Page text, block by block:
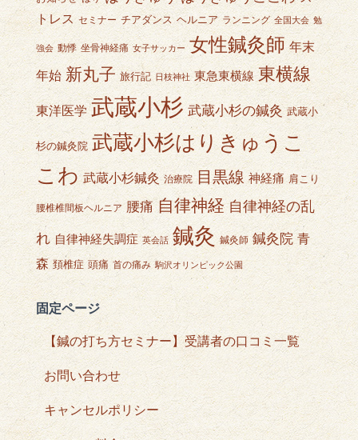
トレス セミナー チアダンス ヘルニア ランニング 全国大会 勉
強会 動悸 坐骨神経痛 女子サッカー 女性鍼灸師 年末
年始 新丸子 旅行記 日枝神社 東急東横線 東横線
東洋医学 武蔵小杉 武蔵小杉の鍼灸 武蔵小
杉の鍼灸院 武蔵小杉はりきゅうこ
こわ 武蔵小杉鍼灸 治療院 目黒線 神経痛 肩こり
腰椎椎間板ヘルニア 腰痛 自律神経 自律神経の乱
れ 自律神経失調症 英会話 鍼灸 鍼灸師 鍼灸院 青
森 頚椎症 頭痛 首の痛み 駒沢オリンピック公園
固定ページ
【鍼の打ち方セミナー】受講者の口コミ一覧
お問い合わせ
キャンセルポリシー